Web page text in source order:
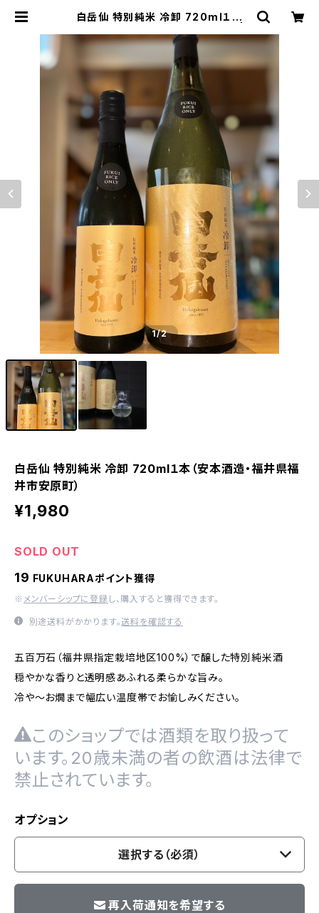
白岳仙 特別純米 冷卸 720ml１本
【BASE公式】福原酒店｜創業1928
年・広島の日本酒・限定酒を全国通販
1/2
白岳仙 特別純米 冷卸 720ml１本（安本酒造・福井県福
井市安原町）
¥1,980
SOLD OUT
19 FUKUHARAポイント獲得
※ メンバーシップに登録 し、購入すると獲得できます。
別途送料がかかります。送料を確認する
五百万石（福井県指定栽培地区100%）で醸した特別純米酒
穏やかな香りと透明感あふれる柔らかな旨み。
冷や〜お燗まで幅広い温度帯でお愉しみください。
このショップでは酒類を取り扱って
います。20歳未満の者の飲酒は法律で
禁止されています。
オプション
選択する（必須）
再入荷通知を希望する